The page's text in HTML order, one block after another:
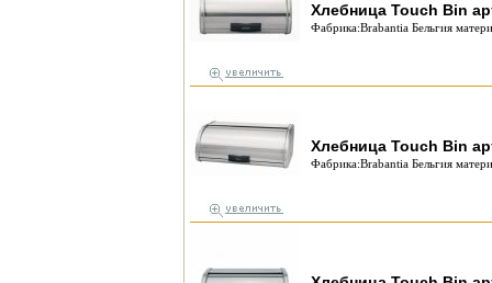
Хлебница Touch Bin
Фабрика:Brabantia Бельгия
Хлебница Touch Bin
Фабрика:Brabantia Бельгия